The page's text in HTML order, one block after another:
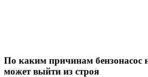
По каким причинам бензонасос
может выйти из строя